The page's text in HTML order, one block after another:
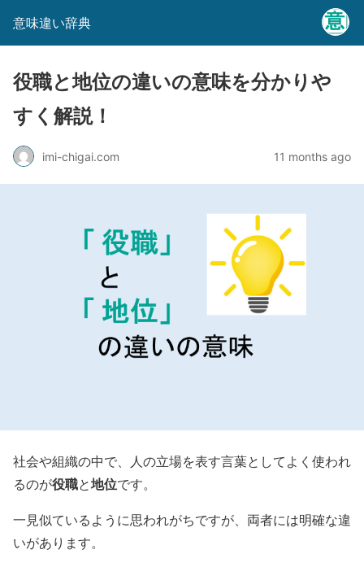
意味違い辞典
役職と地位の違いの意味を分かりや
すく解説！
imi-chigai.com 11 months ago
社会や組織の中で、人の立場を表す言葉としてよく使われ
るのが役職と地位です。
一見似ているように思われがちですが、両者には明確な違
いがあります。